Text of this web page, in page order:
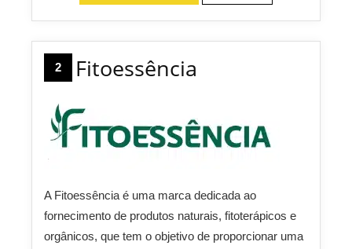
2 Fitoessência
A Fitoessência é uma marca dedicada ao
fornecimento de produtos naturais, fitoterápicos e
orgânicos, que tem o objetivo de proporcionar uma